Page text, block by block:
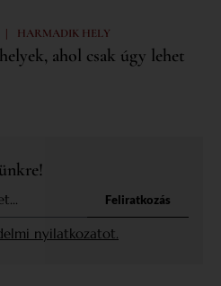
| HARMADIK HELY
ahol csak úgy lehet
nyilatkozatot.
Feliratkozás